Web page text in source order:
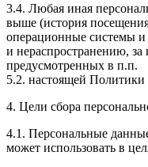
3.4. Любая иная
выше (история
операционные системы
и нераспространению, за
предусмотренных в п.п.
5.2. настоящей
4. Цели сбора
4.1. Персональные
может использовать в